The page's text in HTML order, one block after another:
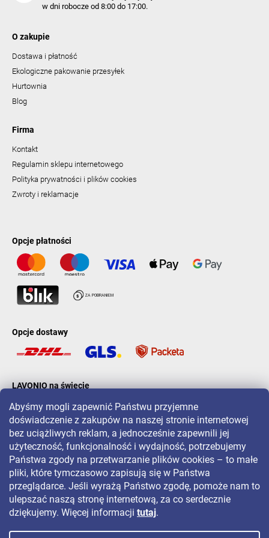
Abyśmy mogli zapewnić Państwu przyjemne
doświadczenie z zakupów na naszej stronie internetowej
bez uciążliwych reklam, a jednocześnie zapewnili jej
użyteczność, funkcjonalność i wydajność, potrzebujemy
Państwa zgody na przetwarzanie plików cookies – to małe
pliki, które tymczasowo zapisują się w Państwa
przeglądarce. Jeśli wyrażą Państwo zgodę, pomoże nam to
ulepszać naszą stronę internetową, za co serdecznie
dziękujemy. Więcej informacji tutaj.
w dni robocze od 8:00 do 17:00.
O zakupie
Dostawa i płatność
Ekologiczne pakowanie przesyłek
Hurtownia
Blog
Firma
Kontakt
Regulamin sklepu internetowego
Polityka prywatności i plików cookies
Zwroty i reklamacje
Opcje płatności
Opcje dostawy
LAVONIO na świecie
Aby być na bieżąco z promocjami, konkursami i zniżkami, śledź nas
na: